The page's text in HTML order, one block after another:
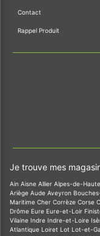
Contact
Rappel Produit
Je trouve mes
Ain Aisne Allier Alpes-de-
Ariège Aude Aveyron
Maritime Cher Corrèze Corse
Drôme Eure Eure-et-Loir
Vilaine Indre Indre-et-Loire
Atlantique Loiret Lot Lot-et-